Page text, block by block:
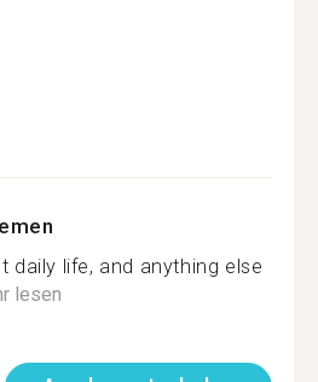
daily life, and anything else
lesen